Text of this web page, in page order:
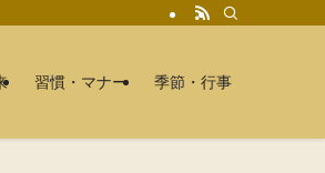
習慣・マナー 季節・行事